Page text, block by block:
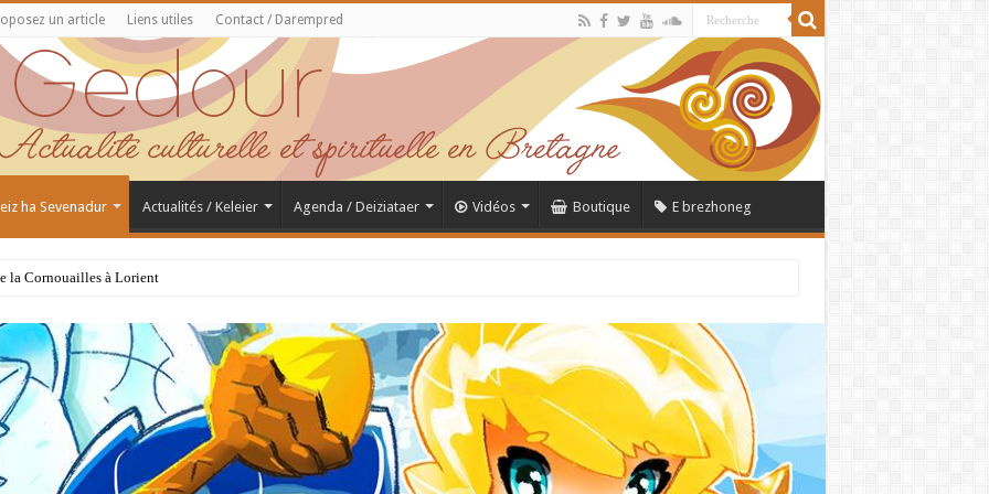
un article Liens utiles Contact / Darempred
ha Sevenadur Actualités / Keleier Agenda / Deiziataer Vidéos Boutique E brezhoneg
la Cornouailles à Lorient
Samson de Dol, père de la Bretagne chrétienne